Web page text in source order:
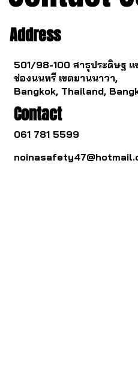
Address
501/98-100 สาธุประดิษฐ แ
ช่องนนทรี เขตยานนาวา,
Bangkok, Thailand,
Contact
061 781 5599